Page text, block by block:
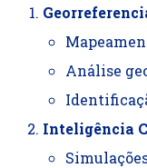
Análise
Inteligência